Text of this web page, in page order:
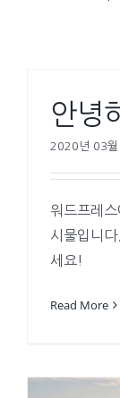
안녕
2020년 03월
워드프레
시물입니
세요!
Read More